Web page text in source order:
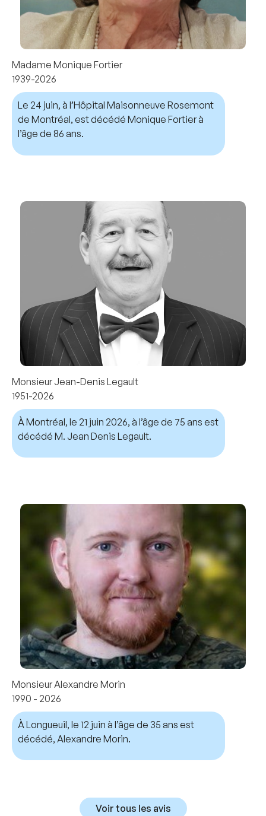
Madame Monique Fortier
1939-2026
Le 24 juin, à l’Hôpital Maisonneuve Rosemont
de Montréal, est décédé Monique Fortier à
l’âge de 86 ans.
Monsieur Jean-Denis Legault
1951-2026
À Montréal, le 21 juin 2026, à l’âge de 75 ans est
décédé M. Jean Denis Legault.
Monsieur Alexandre Morin
1990 - 2026
À Longueuil, le 12 juin à l’âge de 35 ans est
décédé, Alexandre Morin.
Voir tous les avis